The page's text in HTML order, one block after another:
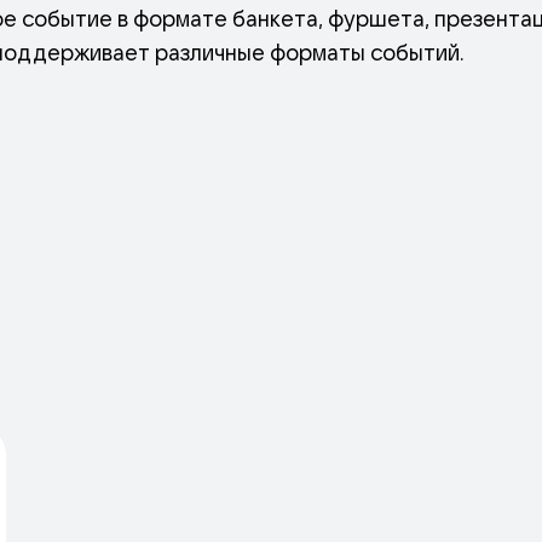
событие в формате банкета, фуршета,
различные форматы событий.